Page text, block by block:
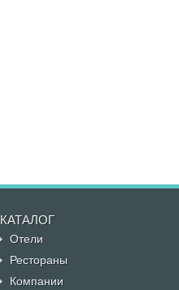
КАТАЛОГ
Отели
Рестораны
Компании